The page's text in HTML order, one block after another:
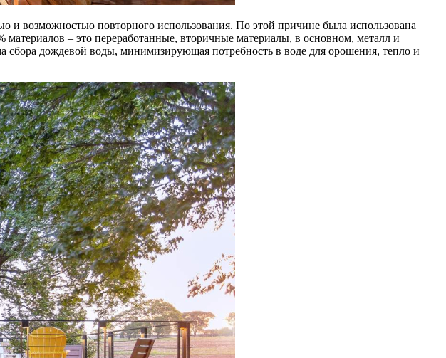
и возможностью повторного использования. По этой причине была использована
– это переработанные, вторичные материалы, в основном, металл и
сбора дождевой воды, минимизирующая потребность в воде для орошения, тепло и